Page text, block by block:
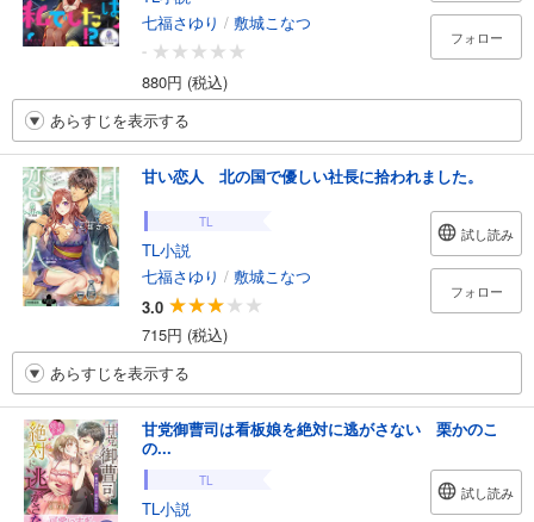
七福さゆり / 敷城こなつ
-
880円 (税込)
フォロー
あらすじを表示する
甘い恋人 北の国で優しい社長に拾われました。
TL
TL小説
七福さゆり / 敷城こなつ
3.0
715円 (税込)
試し読み
フォロー
あらすじを表示する
甘党御曹司は看板娘を絶対に逃がさない 栗かのこ
の...
TL
TL小説
試し読み